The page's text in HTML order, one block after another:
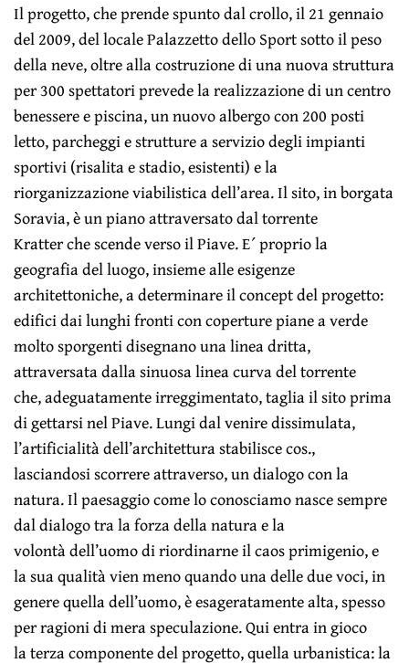
Il progetto, che prende spunto dal crollo, il 21 gennaio
del 2009, del locale Palazzetto dello Sport sotto il peso
della neve, oltre alla costruzione di una nuova struttura
per 300 spettatori prevede la realizzazione di un centro
benessere e piscina, un nuovo albergo con 200 posti
letto, parcheggi e strutture a servizio degli impianti
sportivi (risalita e stadio, esistenti) e la
riorganizzazione viabilistica dell’area. Il sito, in borgata
Soravia, è un piano attraversato dal torrente
Kratter che scende verso il Piave. E´ proprio la
geografia del luogo, insieme alle esigenze
architettoniche, a determinare il concept del progetto:
edifici dai lunghi fronti con coperture piane a verde
molto sporgenti disegnano una linea dritta,
attraversata dalla sinuosa linea curva del torrente
che, adeguatamente irreggimentato, taglia il sito prima
di gettarsi nel Piave. Lungi dal venire dissimulata,
l’artificialità dell’architettura stabilisce cos.,
lasciandosi scorrere attraverso, un dialogo con la
natura. Il paesaggio come lo conosciamo nasce sempre
dal dialogo tra la forza della natura e la
volontà dell’uomo di riordinarne il caos primigenio, e
la sua qualità vien meno quando una delle due voci, in
genere quella dell’uomo, è esageratamente alta, spesso
per ragioni di mera speculazione. Qui entra in gioco
la terza componente del progetto, quella urbanistica: la